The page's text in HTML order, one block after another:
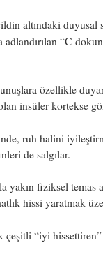
altındaki duyusal
adlandırılan “C-
özellikle
insüler kortekse
ruh halini
de salgılar.
yakın fiziksel temas
hissi yaratmak
“iyi hissettiren”